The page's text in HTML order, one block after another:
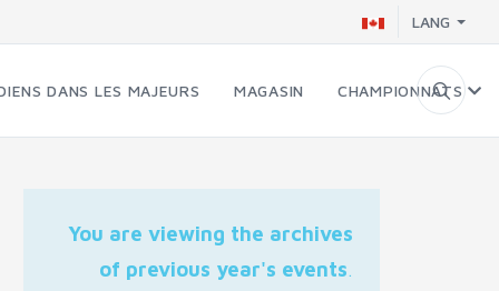
LANG
DANS LES MAJEURS MAGASIN CHAMPIONNATS
You are viewing the archives
of previous year's events.